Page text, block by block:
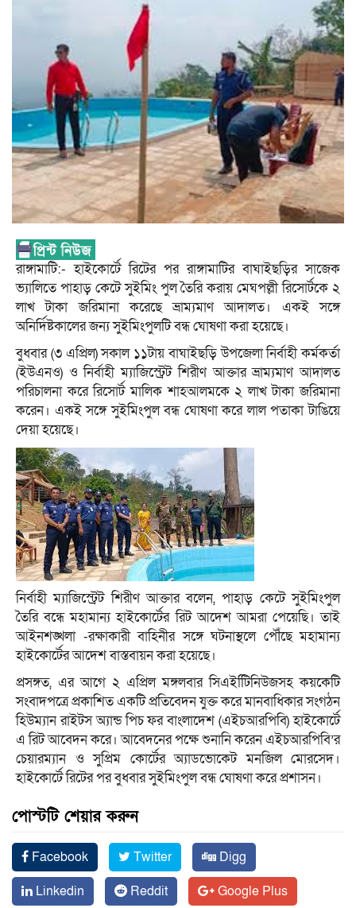
রাঙ্গামাটি:- হাইকোর্টে রিটের পর রাঙ্গামাটির বাঘাইছড়ির সাজেক
ভ্যালিতে পাহাড় কেটে সুইমিং পুল তৈরি করায় মেঘপল্লী রিসোর্টকে ২
লাখ টাকা জরিমানা করেছে ভ্রাম্যমাণ আদালত। একই সঙ্গে
অনির্দিষ্টকালের জন্য সুইমিংপুলটি বন্ধ ঘোষণা করা হয়েছে।
বুধবার (৩ এপ্রিল) সকাল ১১টায় বাঘাইছড়ি উপজেলা নির্বাহী কর্মকর্তা
(ইউএনও) ও নির্বাহী ম্যাজিস্ট্রেট শিরীণ আক্তার ভ্রাম্যমাণ আদালত
পরিচালনা করে রিসোর্ট মালিক শাহআলমকে ২ লাখ টাকা জরিমানা
করেন। একই সঙ্গে সুইমিংপুল বন্ধ ঘোষণা করে লাল পতাকা টাঙিয়ে
দেয়া হয়েছে।
নির্বাহী ম্যাজিস্ট্রেট শিরীণ আক্তার বলেন, পাহাড় কেটে সুইমিংপুল
তৈরি বন্ধে মহামান্য হাইকোর্টের রিট আদেশ আমরা পেয়েছি। তাই
আইনশঙ্খলা -রক্ষাকারী বাহিনীর সঙ্গে ঘটনাস্থলে পৌঁছে মহামান্য
হাইকোর্টের আদেশ বাস্তবায়ন করা হয়েছে।
প্রসঙ্গত, এর আগে ২ এপ্রিল মঙ্গলবার সিএইটিিনিউজসহ কয়কেটি
সংবাদপত্রে প্রকাশিত একটি প্রতিবেদন যুক্ত করে মানবাধিকার সংগঠন
হিউম্যান রাইটস অ্যান্ড পিচ ফর বাংলাদেশ (এইচআরপিবি) হাইকোর্টে
এ রিট আবেদন করে। আবেদনের পক্ষে শুনানি করেন এইচআরপিবি’র
চেয়ারম্যান ও সুপ্রিম কোর্টের অ্যাডভোকেট মনজিল মোরসেদ।
হাইকোর্টে রিটের পর বুধবার সুইমিংপুল বন্ধ ঘোষণা করে প্রশাসন।
পোস্টটি শেয়ার করুন
Facebook Twitter
Digg
Linkedin
Reddit
Google Plus